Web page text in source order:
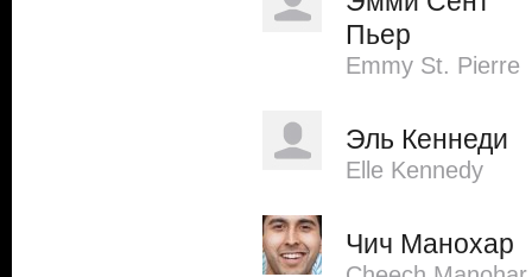
Пьер
Emmy St. Pierre
Эль Кеннеди
Elle Kennedy
Чич Манохар